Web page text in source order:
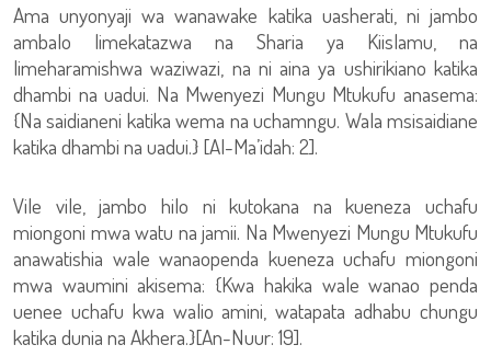
Ama unyonyaji wa wanawake katika uasherati, ni jambo
ambalo limekatazwa na Sharia ya Kiislamu, na
limeharamishwa waziwazi, na ni aina ya ushirikiano katika
dhambi na uadui. Na Mwenyezi Mungu Mtukufu anasema:
{Na saidianeni katika wema na uchamngu. Wala msisaidiane
katika dhambi na uadui.} [Al-Ma’idah: 2].
Vile vile, jambo hilo ni kutokana na kueneza uchafu
miongoni mwa watu na jamii. Na Mwenyezi Mungu Mtukufu
anawatishia wale wanaopenda kueneza uchafu miongoni
mwa waumini akisema: {Kwa hakika wale wanao penda
uenee uchafu kwa walio amini, watapata adhabu chungu
katika dunia na Akhera.}[An-Nuur: 19].